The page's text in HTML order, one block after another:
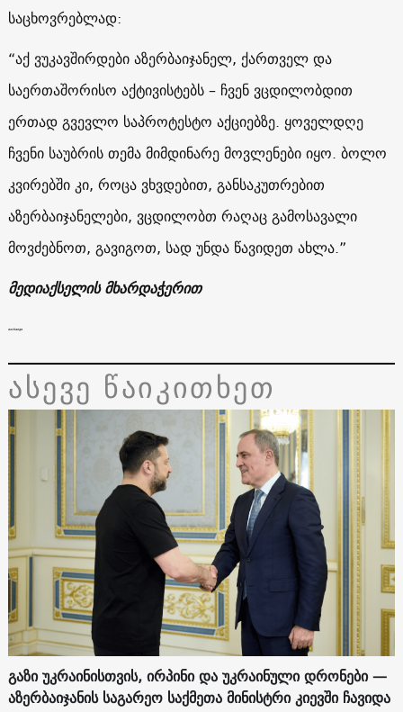
საცხოვრებლად:
“აქ ვუკავშირდები აზერბაიჯანელ, ქართველ და
საერთაშორისო აქტივისტებს – ჩვენ ვცდილობდით
ერთად გვევლო საპროტესტო აქციებზე. ყოველდღე
ჩვენი საუბრის თემა მიმდინარე მოვლენები იყო. ბოლო
კვირებში კი, როცა ვხვდებით, განსაკუთრებით
აზერბაიჯანელები, ვცდილობთ რაღაც გამოსავალი
მოვძებნოთ, გავიგოთ, სად უნდა წავიდეთ ახლა.”
მედიაქსელის მხარდაჭერით
exchange
ასევე წაიკითხეთ
გაზი უკრაინისთვის, ირპინი და უკრაინული დრონები —
აზერბაიჯანის საგარეო საქმეთა მინისტრი კიევში ჩავიდა